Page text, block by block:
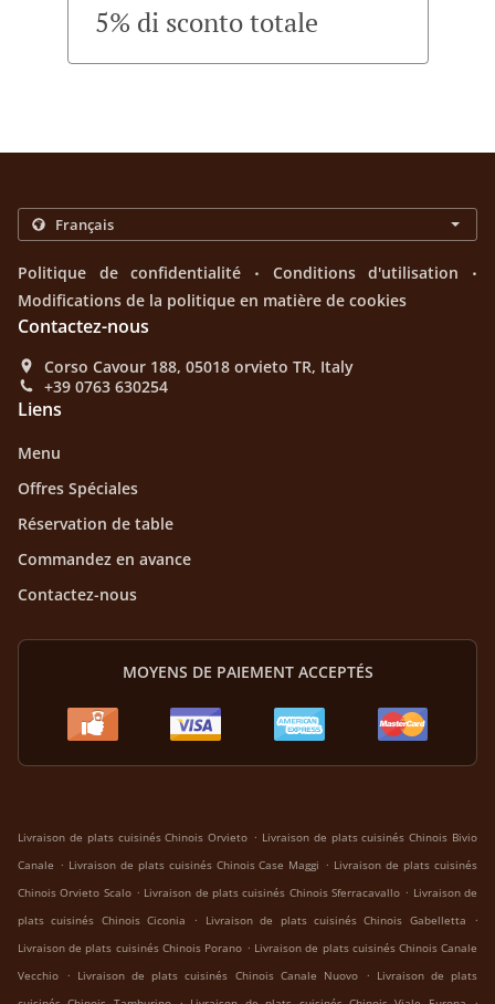
5% di sconto totale
Politique de confidentialité . Conditions d'utilisation .
Modifications de la politique en matière de cookies
Contactez-nous
Corso Cavour 188, 05018 orvieto TR, Italy
+39 0763 630254
Liens
Menu
Offres Spéciales
Réservation de table
Commandez en avance
Contactez-nous
MOYENS DE PAIEMENT ACCEPTÉS
Livraison de plats cuisinés Chinois Orvieto . Livraison de plats cuisinés Chinois Bivio
Canale . Livraison de plats cuisinés Chinois Case Maggi . Livraison de plats cuisinés
Chinois Orvieto Scalo . Livraison de plats cuisinés Chinois Sferracavallo . Livraison de
plats cuisinés Chinois Ciconia
. Livraison de plats cuisinés Chinois Gabelletta
.
Livraison de plats cuisinés Chinois Porano . Livraison de plats cuisinés Chinois Canale
Vecchio . Livraison de plats cuisinés Chinois Canale Nuovo . Livraison de plats
. .